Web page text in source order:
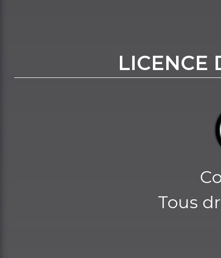
LICENCE
Tous